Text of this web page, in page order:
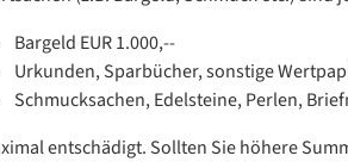
Bargeld EUR 1.000,--
Urkunden, Sparbücher, sonstige
Schmucksachen, Edelsteine, Perlen,
entschädigt. Sollten Sie höhere